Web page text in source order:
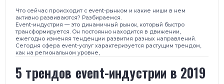
Что сейчас происходит с event-рынком и какие ниши в нем
активно развиваются? Разбираемся.
Event-индустрия — это динамичный рынок, который быстро
трансформируется. Он постоянно находится в движении,
ежегодно изменяя тенденции развития разных направлений.
Сегодня сфера event-услуг характеризуется растущим трендом,
как на региональном уровне,
5 трендов event-индустрии в 2019